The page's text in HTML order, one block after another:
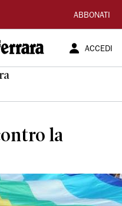
ABBONATI
ACCEDI
la